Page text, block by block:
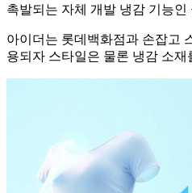
촉발되는 자체 개발 냉감 기능인
아이더는 롯데백화점과 손잡고
용되자 스타일은 물론 냉감 소